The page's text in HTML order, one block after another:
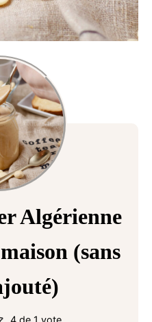
Algérienne
(sans
4de 1 vote